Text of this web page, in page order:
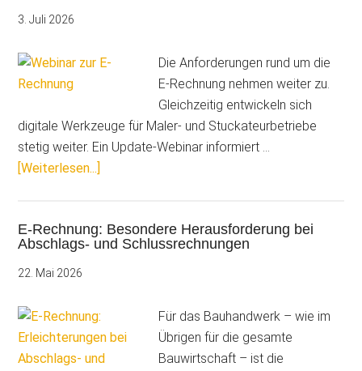
für
die
nächsten
Schritte
3. Juli 2026
Die Anforderungen rund um die
E-Rechnung nehmen weiter zu.
Gleichzeitig entwickeln sich
digitale Werkzeuge für Maler- und Stuckateurbetriebe
stetig weiter. Ein Update-Webinar informiert …
[Weiterlesen...]
E-
Rechnung
Neuerungen
E-Rechnung: Besondere Herausforderung bei
Abschlags- und Schlussrechnungen
22. Mai 2026
Für das Bauhandwerk – wie im
Übrigen für die gesamte
Bauwirtschaft – ist die